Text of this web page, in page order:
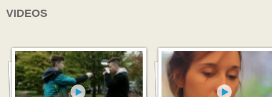
VIDEOS